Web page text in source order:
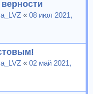
« 08 июл 2021,
« 02 май 2021,